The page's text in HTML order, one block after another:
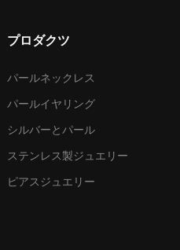
プロダクツ
パールネックレス
パールイヤリング
シルバーとパール
ステンレス製ジュエリー
ピアスジュエリー